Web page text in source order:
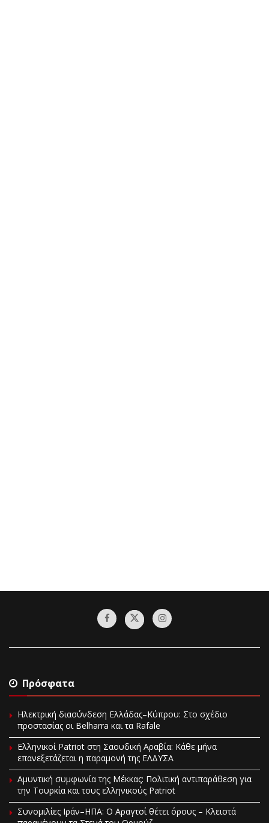
Πρόσφατα
Ηλεκτρική διασύνδεση Ελλάδας–Κύπρου: Στο σχέδιο
προστασίας οι Belharra και τα Rafale
Ελληνικοί Patriot στη Σαουδική Αραβία: Κάθε μήνα
επανεξετάζεται η παραμονή της ΕΛΔΥΣΑ
Αμυντική συμφωνία της Μέκκας: Πολιτική αντιπαράθεση για
την Τουρκία και τους ελληνικούς Patriot
Συνομιλίες Ιράν–ΗΠΑ: Ο Αραγτσί θέτει όρους – Κλειστά